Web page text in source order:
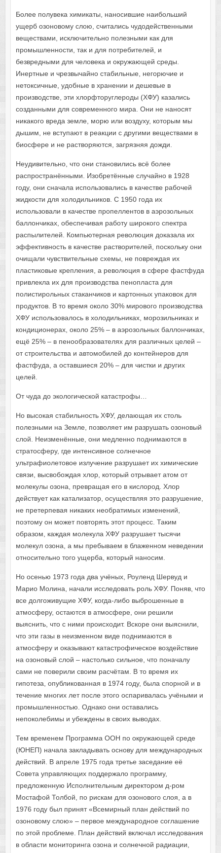
Более полувека химикаты, наносившие наибольший
ущерб озоновому слою, считались чудодейственными
веществами, исключительно полезными как для
промышленности, так и для потребителей, и
безвредными для человека и окружающей среды.
Инертные и чрезвычайно стабильные, негорючие и
нетоксичные, удобные в хранении и дешевые в
производстве, эти хлорфторуглероды (ХФУ) казались
созданными для современного мира. Они не наносят
никакого вреда земле, морю или воздуху, которым мы
дышим, не вступают в реакции с другими веществами в
биосфере и не растворяются, загрязняя дожди.
Неудивительно, что они становились всё более
распространёнными. Изобретённые случайно в 1928
году, они сначала использовались в качестве рабочей
жидкости для холодильников. С 1950 года их
использовали в качестве пропеллентов в аэрозольных
баллончиках, обеспечивая работу широкого спектра
распылителей. Компьютерная революция доказала их
эффективность в качестве растворителей, поскольку они
очищали чувствительные схемы, не повреждая их
пластиковые крепления, а революция в сфере фастфуда
привлекла их для производства пенопласта для
полистирольных стаканчиков и картонных упаковок для
продуктов. В то время около 30% мирового производства
ХФУ использовалось в холодильниках, морозильниках и
кондиционерах, около 25% – в аэрозольных баллончиках,
ещё 25% – в пенообразователях для различных целей –
от строительства и автомобилей до контейнеров для
фастфуда, а оставшиеся 20% – для чистки и других
целей.
От чуда до экологической катастрофы…
Но высокая стабильность ХФУ, делающая их столь
полезными на Земле, позволяет им разрушать озоновый
слой. Неизменённые, они медленно поднимаются в
стратосферу, где интенсивное солнечное
ультрафиолетовое излучение разрушает их химические
связи, высвобождая хлор, который отрывает атом от
молекулы озона, превращая его в кислород. Хлор
действует как катализатор, осуществляя это разрушение,
не претерпевая никаких необратимых изменений,
поэтому он может повторять этот процесс. Таким
образом, каждая молекула ХФУ разрушает тысячи
молекул озона, а мы пребываем в блаженном неведении
относительно того ущерба, который наносим.
Но осенью 1973 года два учёных, Роуленд Шервуд и
Марио Молина, начали исследовать роль ХФУ. Поняв, что
все долгоживущие ХФУ, когда-либо выброшенные в
атмосферу, остаются в атмосфере, они решили
выяснить, что с ними происходит. Вскоре они выяснили,
что эти газы в неизменном виде поднимаются в
атмосферу и оказывают катастрофическое воздействие
на озоновый слой – настолько сильное, что поначалу
сами не поверили своим расчётам. В то время их
гипотеза, опубликованная в 1974 году, была спорной и в
течение многих лет после этого оспаривалась учёными и
промышленностью. Однако они оставались
непоколебимы и убеждены в своих выводах.
Тем временем Программа ООН по окружающей среде
(ЮНЕП) начала закладывать основу для международных
действий. В апреле 1975 года третье заседание её
Совета управляющих поддержало программу,
предложенную Исполнительным директором д-ром
Мостафой Толбой, по рискам для озонового слоя, а в
1976 году был принят «Всемирный план действий по
озоновому слою» – первое международное соглашение
по этой проблеме. План действий включал исследования
в области мониторинга озона и солнечной радиации,